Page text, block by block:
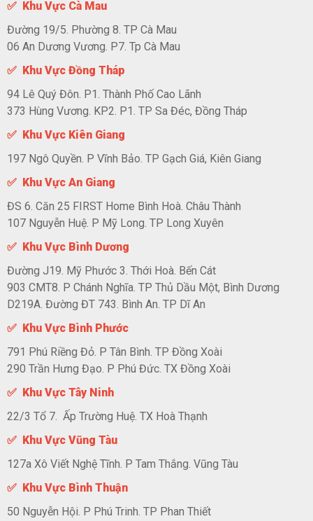
✅ Khu Vực Cà Mau
Đường 19/5. Phường 8. TP Cà Mau
06 An Dương Vương. P7. Tp Cà Mau
✅ Khu Vực Đồng Tháp
94 Lê Quý Đôn. P1. Thành Phố Cao Lãnh
373 Hùng Vương. KP2. P1. TP Sa Đéc, Đồng Tháp
✅ Khu Vực Kiên Giang
197 Ngô Quyền. P Vĩnh Bảo. TP Gạch Giá, Kiên Giang
✅ Khu Vực An Giang
ĐS 6. Căn 25 FIRST Home Bình Hoà. Châu Thành
107 Nguyễn Huệ. P Mỹ Long. TP Long Xuyên
✅ Khu Vực Bình Dương
Đường J19. Mỹ Phước 3. Thới Hoà. Bến Cát
903 CMT8. P Chánh Nghĩa. TP Thủ Dầu Một, Bình Dương
D219A. Đường ĐT 743. Bình An. TP Dĩ An
✅ Khu Vực Bình Phước
791 Phú Riềng Đỏ. P Tân Bình. TP Đồng Xoài
290 Trần Hưng Đạo. P Phú Đức. TX Đồng Xoài
✅ Khu Vực Tây Ninh
22/3 Tổ 7. Ấp Trường Huệ. TX Hoà Thạnh
✅ Khu Vực Vũng Tàu
127a Xô Viết Nghệ Tĩnh. P Tam Thắng. Vũng Tàu
✅ Khu Vực Bình Thuận
50 Nguyễn Hội. P Phú Trinh. TP Phan Thiết